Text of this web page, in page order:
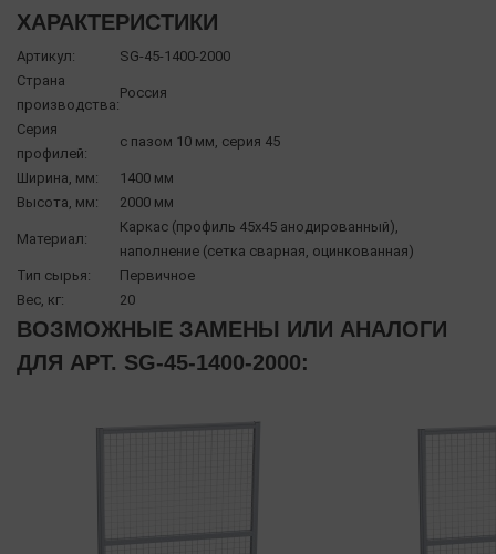
ХАРАКТЕРИСТИКИ
Артикул:
SG-45-1400-2000
Страна
производства:
Россия
Серия
профилей:
с пазом 10 мм, серия 45
Ширина, мм:
1400 мм
Высота, мм:
2000 мм
Материал:
Каркас (профиль 45х45 анодированный),
наполнение (сетка сварная, оцинкованная)
Тип сырья:
Первичное
Вес, кг:
20
ВОЗМОЖНЫЕ ЗАМЕНЫ ИЛИ АНАЛОГИ
ДЛЯ АРТ. SG-45-1400-2000: